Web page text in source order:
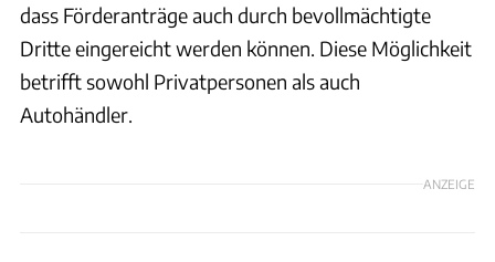
dass Förderanträge auch durch bevollmächtigte
Dritte eingereicht werden können. Diese Möglichkeit
betrifft sowohl Privatpersonen als auch
Autohändler.
ANZEIGE